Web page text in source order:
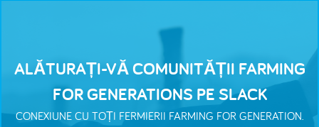
ALĂTURAȚI-VĂ COMUNITĂȚII FARMING
FOR GENERATIONS PE SLACK
CONEXIUNE CU TOȚI FERMIERII FARMING FOR GENERATION.